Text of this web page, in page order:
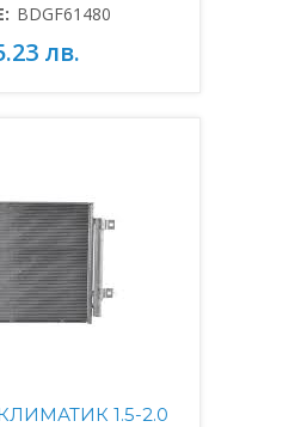
BDGF61480
лв.
1.5-2.0